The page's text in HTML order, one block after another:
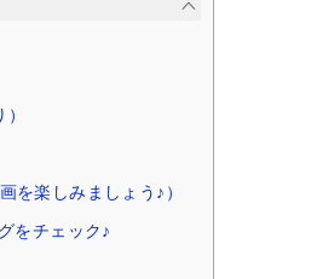
楽しみましょう♪）
をチェック♪